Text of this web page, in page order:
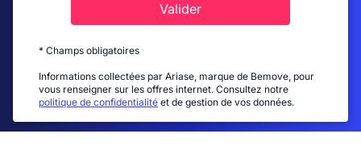
Valider
* Champs obligatoires
Informations collectées par Ariase, marque de Bemove, pour
vous renseigner sur les offres internet. Consultez notre
politique de confidentialité et de gestion de vos données.